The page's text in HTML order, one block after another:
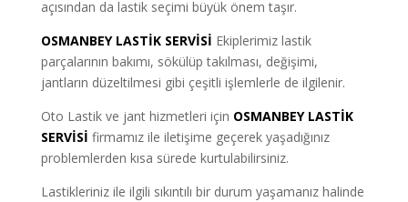
açısından da lastik seçimi büyük önem taşır.
OSMANBEY LASTİK SERVİSİ Ekiplerimiz lastik
parçalarının bakımı, sökülüp takılması, değişimi,
jantların düzeltilmesi gibi çeşitli işlemlerle de ilgilenir.
Oto Lastik ve jant hizmetleri için OSMANBEY LASTİK
SERVİSİ firmamız ile iletişime geçerek yaşadığınız
problemlerden kısa sürede kurtulabilirsiniz.
Lastikleriniz ile ilgili sıkıntılı bir durum yaşamanız halinde